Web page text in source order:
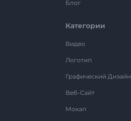
Блог
Категории
Видео
Логотип
Графический Дизайн
Веб-Сайт
Мокап